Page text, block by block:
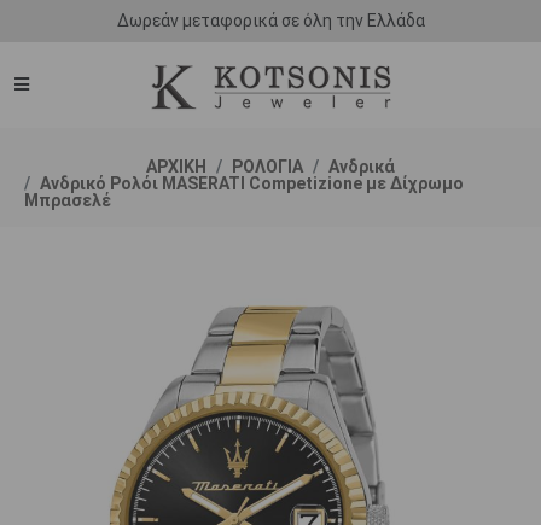
ΑΡΧΙΚΗ ΡΟΛΟΓΙΑ
Ανδρικά
Ανδρικό Ρολόι MASERATI Competizione με Δίχρωμο
Μπρασελέ